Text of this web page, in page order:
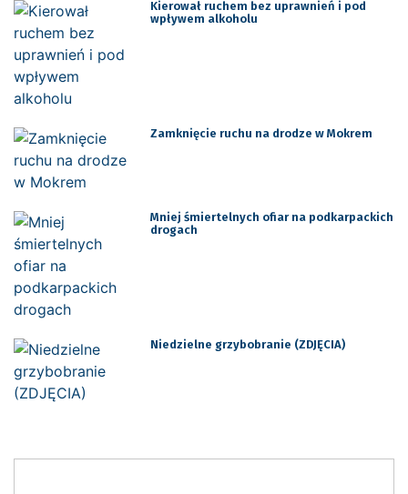
Kierował ruchem bez uprawnień i pod
wpływem alkoholu
Zamknięcie ruchu na drodze w Mokrem
Mniej śmiertelnych ofiar na podkarpackich
drogach
Niedzielne grzybobranie (ZDJĘCIA)